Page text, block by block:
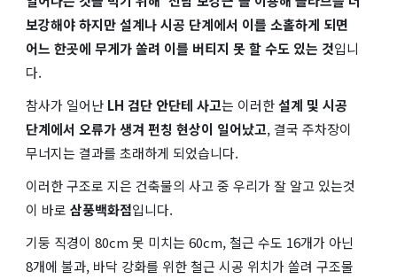
보강해야 하지만설계나 시공 단계에서 이를 소홀하게 되면
어느 한곳에 무게가 쏠려 이를 버티지 못 할 수도 있는 것입니
다.
참사가 일어난 LH 검단 안단테 사고는 이러한설계 및 시공
단계에서 오류가 생겨 펀칭 현상이 일어났고, 결국 주차장이
무너지는 결과를 초래하게 되었습니다.
이러한 구조로 지은 건축물의 사고 중 우리가 잘 알고 있는것
이 바로 삼풍백화점입니다.
기둥 직경이 80cm 못 미치는 60cm, 철근 수도 16개가 아닌
8개에 불과, 바닥 강화를 위한 철근 시공 위치가 쏠려 구조물